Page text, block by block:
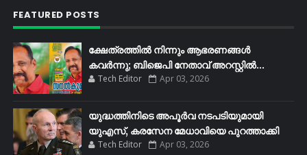
FEATURED POSTS
ക്ഷേത്രത്തിൽ നിന്നും ആഭരണങ്ങൾ
കവർന്നു; ബിജെപി നേതാവ് അറസ്റ്റിൽ...
Tech Editor Apr 03, 2026
യുദ്ധത്തിനിടെ അപൂർവ നടപടിയുമായി
യുഎസ്, കരസേന മേധാവിയെ പുറത്താക്കി
Tech Editor Apr 03, 2026